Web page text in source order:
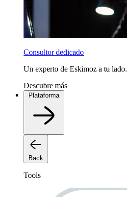
Consultor dedicado
Un experto de Eskimoz a tu lado.
Descubre más
Plataforma
Back
Tools